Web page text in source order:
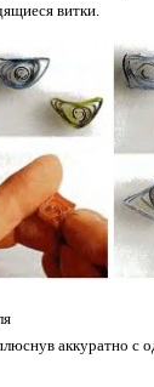
витки.
аккуратно